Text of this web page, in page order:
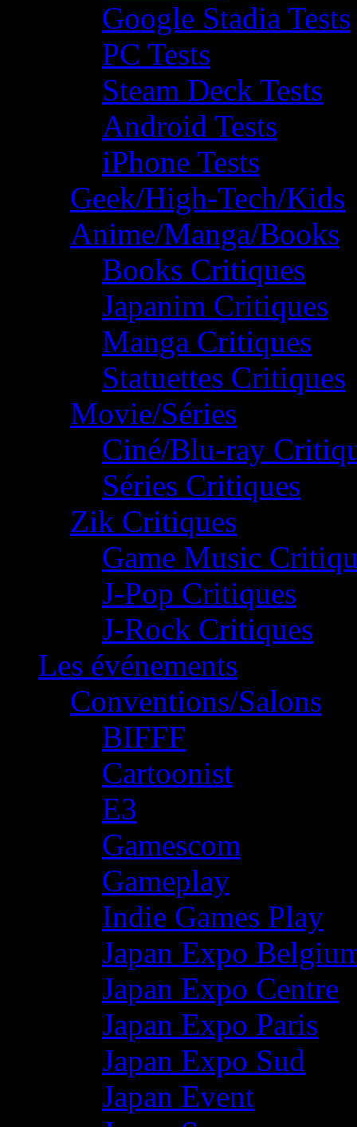
Google Stadia Tests
PC Tests
Steam Deck Tests
Android Tests
iPhone Tests
Geek/High-Tech/Kids
Anime/Manga/Books
Books Critiques
Japanim Critiques
Manga Critiques
Statuettes Critiques
Movie/Séries
Ciné/Blu-ray
Séries Critiques
Zik Critiques
Game Music
J-Pop Critiques
J-Rock Critiques
Les événements
Conventions/Salons
BIFFF
Cartoonist
E3
Gamescom
Gameplay
Indie Games Play
Japan Expo
Japan Expo Centre
Japan Expo Paris
Japan Expo Sud
Japan Event